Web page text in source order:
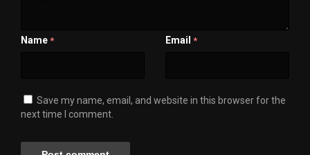
Name * Email *
Save my name, email, and website in this browser for the
next time I comment.